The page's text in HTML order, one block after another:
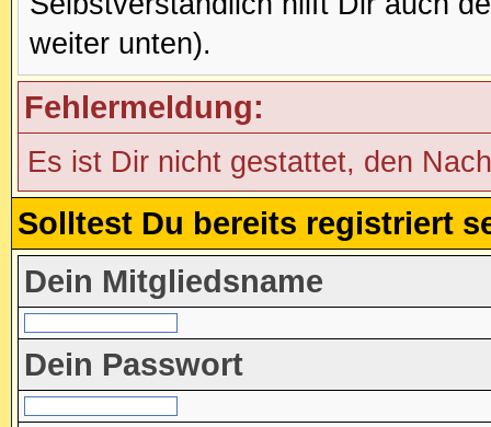
weiter unten).
Fehlermeldung:
Es ist Dir nicht gestattet, den
Solltest Du bereits registriert
Dein Mitgliedsname
Dein Passwort